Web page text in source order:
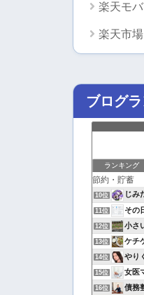
楽天モ
楽天市場
ブログ
ランキング
10位 じみ
11位 その
12位 小さ
13位 ケチ
14位 やり
15位 女医
16位 債務整